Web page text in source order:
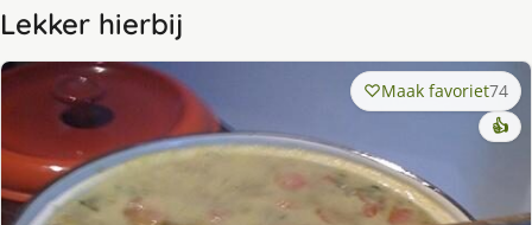
Lekker hierbij
Maak favoriet74
👍